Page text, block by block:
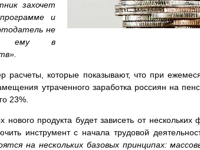
захочет
и
не
ему в
расчеты, которые показывают, что при
утраченного заработка россиян на
23%.
продукта будет зависеть от
инструмент с начала трудовой
на нескольких базовых принципах: